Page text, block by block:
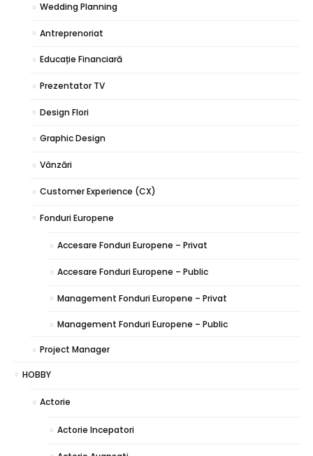
Wedding Planning
Antreprenoriat
Educație Financiară
Prezentator TV
Design Flori
Graphic Design
Vânzări
Customer Experience (CX)
Fonduri Europene
Accesare Fonduri Europene – Privat
Accesare Fonduri Europene – Public
Management Fonduri Europene – Privat
Management Fonduri Europene – Public
Project Manager
HOBBY
Actorie
Actorie Incepatori